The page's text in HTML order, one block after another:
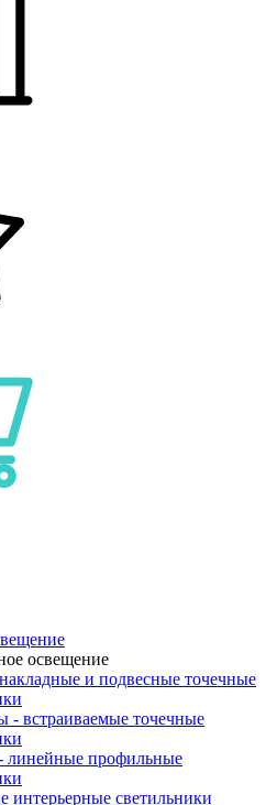
освещение
и подвесные точечные
- встраиваемые точечные
линейные профильные
интерьерные светильники